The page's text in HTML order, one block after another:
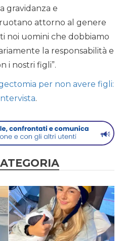
gravidanza e
attorno al genere
noi uomini che dobbiamo
la responsabilità e
i nostri figli”.
per non avere figli:
.